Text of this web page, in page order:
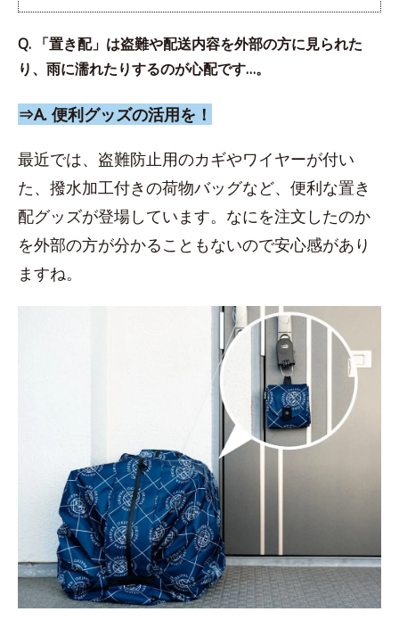
Q. 「置き配」は盗難や配送内容を外部の方に見られた
り、雨に濡れたりするのが心配です…。
⇒A. 便利グッズの活用を！
最近では、盗難防止用のカギやワイヤーが付い
た、撥水加工付きの荷物バッグなど、便利な置き
配グッズが登場しています。なにを注文したのか
を外部の方が分かることもないので安心感があり
ますね。